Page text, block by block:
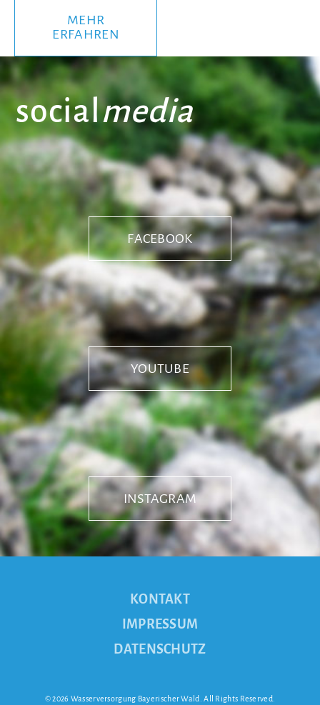
MEHR
ERFAHREN
socialmedia
FACEBOOK
YOUTUBE
INSTAGRAM
KONTAKT
IMPRESSUM
DATENSCHUTZ
© 2026 Wasserversorgung Bayerischer Wald. All Rights Reserved.